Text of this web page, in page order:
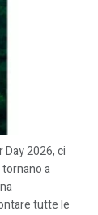
2026, ci
a
tutte le